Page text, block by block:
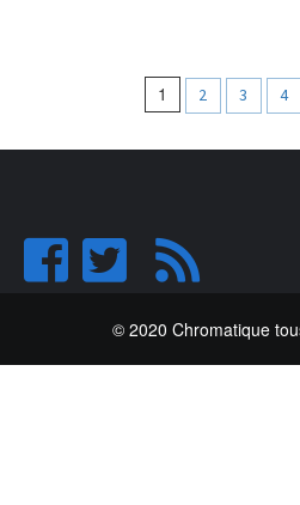
Navigation
des
articles
1 2 3 4
© 2020 Chromatique